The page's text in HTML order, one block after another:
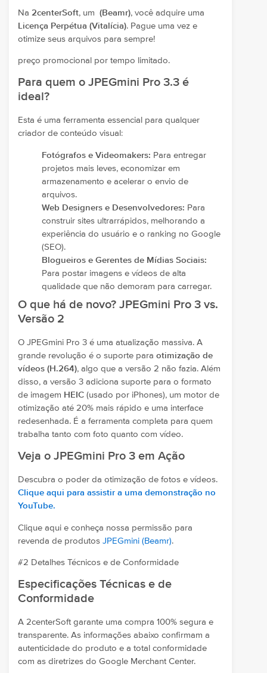
Na 2centerSoft, um (Beamr), você adquire uma
Licença Perpétua (Vitalícia). Pague uma vez e
otimize seus arquivos para sempre!
preço promocional por tempo limitado.
Para quem o JPEGmini Pro 3.3 é
ideal?
Esta é uma ferramenta essencial para qualquer
criador de conteúdo visual:
Fotógrafos e Videomakers: Para entregar
projetos mais leves, economizar em
armazenamento e acelerar o envio de
arquivos.
Web Designers e Desenvolvedores: Para
construir sites ultrarrápidos, melhorando a
experiência do usuário e o ranking no Google
(SEO).
Blogueiros e Gerentes de Mídias Sociais:
Para postar imagens e vídeos de alta
qualidade que não demoram para carregar.
O que há de novo? JPEGmini Pro 3 vs.
Versão 2
O JPEGmini Pro 3 é uma atualização massiva. A
grande revolução é o suporte para otimização de
vídeos (H.264), algo que a versão 2 não fazia. Além
disso, a versão 3 adiciona suporte para o formato
de imagem HEIC (usado por iPhones), um motor de
otimização até 20% mais rápido e uma interface
redesenhada. É a ferramenta completa para quem
trabalha tanto com foto quanto com vídeo.
Veja o JPEGmini Pro 3 em Ação
Descubra o poder da otimização de fotos e vídeos.
Clique aqui para assistir a uma demonstração no
YouTube.
Clique aqui e conheça nossa permissão para
revenda de produtos JPEGmini (Beamr).
#2 Detalhes Técnicos e de Conformidade
Especificações Técnicas e de
Conformidade
A 2centerSoft garante uma compra 100% segura e
transparente. As informações abaixo confirmam a
autenticidade do produto e a total conformidade
com as diretrizes do Google Merchant Center.